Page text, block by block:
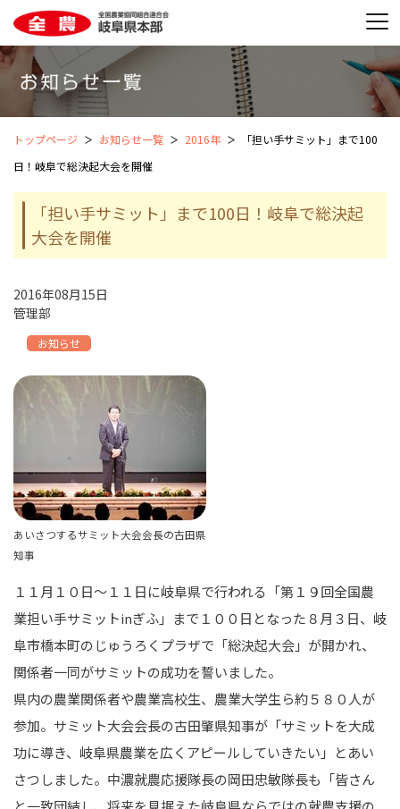
トップページ お知らせ一覧 2016年
「担い手サミット」まで100
日！岐阜で総決起大会を開催
「担い手サミット」まで100日！岐阜で総決起
大会を開催
2016年08月15日
管理部
お知らせ
あいさつするサミット大会会長の古田県
知事
１１月１０日～１１日に岐阜県で行われる「第１９回全国農
業担い手サミットinぎふ」まで１００日となった８月３日、岐
阜市橋本町のじゅうろくプラザで「総決起大会」が開かれ、
関係者一同がサミットの成功を誓いました。
県内の農業関係者や農業高校生、農業大学生ら約５８０人が
参加。サミット大会会長の古田肇県知事が「サミットを大成
功に導き、岐阜県農業を広くアピールしていきたい」とあい
さつしました。中濃就農応援隊長の岡田忠敏隊長も「皆さん